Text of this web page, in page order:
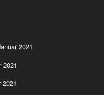
2021
2021